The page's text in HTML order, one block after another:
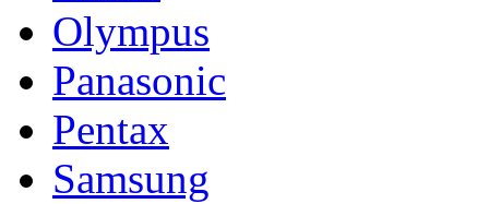
Olympus
Panasonic
Pentax
Samsung